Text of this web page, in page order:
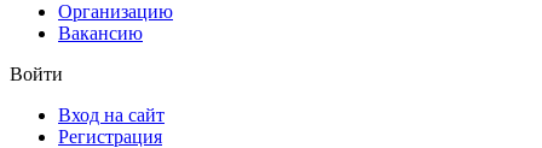
Организацию
Вакансию
Войти
Вход на сайт
Регистрация